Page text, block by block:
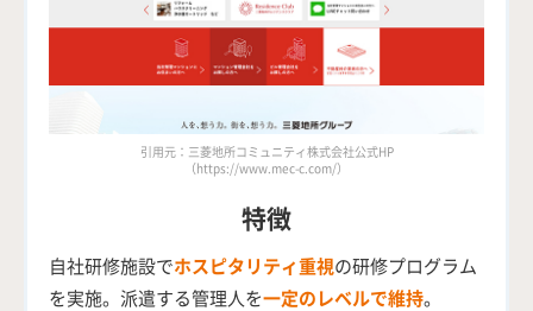
引用元：三菱地所コミュニティ株式会社公式HP
（https://www.mec-c.com/）
特徴
自社研修施設でホスピタリティ重視の研修プログラム
を実施。派遣する管理人を一定のレベルで維持。